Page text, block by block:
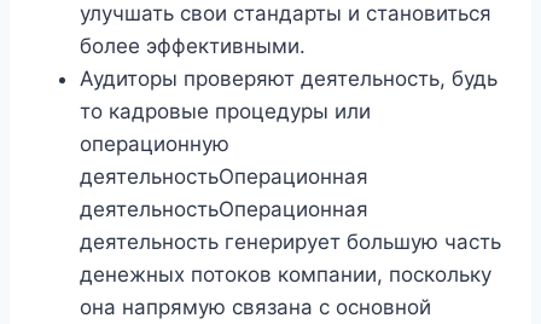
улучшать свои стандарты и становиться
более эффективными.
Аудиторы проверяют деятельность, будь
то кадровые процедуры или
операционную
деятельностьОперационная
деятельностьОперационная
деятельность генерирует большую часть
денежных потоков компании, поскольку
она напрямую связана с основной